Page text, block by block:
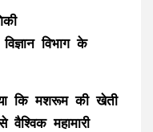
विभाग के
कि मशरूम की खेती
महामारी